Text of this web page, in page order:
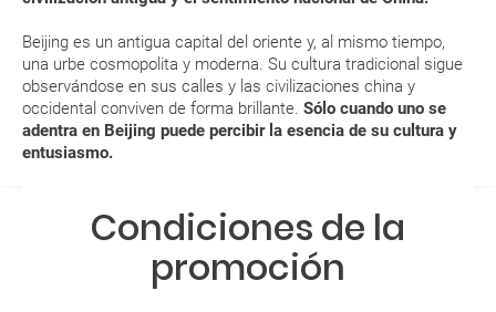
Beijing es un antigua capital del oriente y, al mismo tiempo,
una urbe cosmopolita y moderna. Su cultura tradicional sigue
observándose en sus calles y las civilizaciones china y
occidental conviven de forma brillante. Sólo cuando uno se
adentra en Beijing puede percibir la esencia de su cultura y
entusiasmo.
aeropuerto?
RESERVAR ¿Cómo puedo reservar un viaje de
paquete vacacional en la página web?
Al realizar la reserva, uno de los servicios ha
¿Cómo sé si hay plazas disponibles en el viaje que
quiero al hacer mi solicitud de reserva?
Condiciones de la
promoción